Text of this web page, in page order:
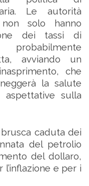
Le autorità
solo hanno
dei tassi di
avviando un
che
la salute
sulla
caduta dei
del petrolio
del dollaro,
e per i